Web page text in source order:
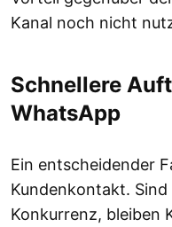
Kanal noch nicht
Schnellere
WhatsApp
Ein entscheidender
Kundenkontakt. Sind
Konkurrenz, bleiben